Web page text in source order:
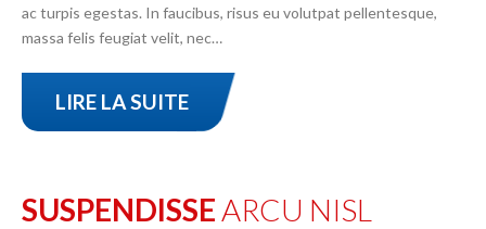
ac turpis egestas. In faucibus, risus eu volutpat pellentesque,
massa felis feugiat velit, nec…
LIRE LA SUITE
SUSPENDISSE ARCU NISL